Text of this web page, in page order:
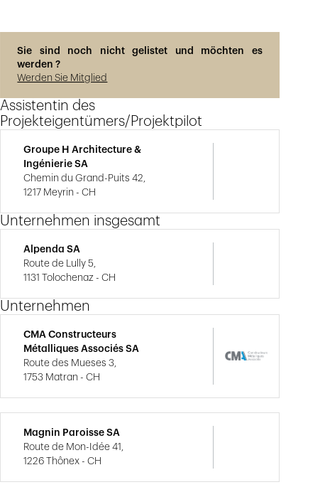
Sie sind noch nicht gelistet und möchten es
werden ?
Werden Sie Mitglied
Assistentin des
Projekteigentümers/Projektpilot
Groupe H Architecture &
Ingénierie SA
Chemin du Grand-Puits 42,
1217 Meyrin - CH
Unternehmen insgesamt
Alpenda SA
Route de Lully 5,
1131 Tolochenaz - CH
Unternehmen
CMA Constructeurs
Métalliques Associés SA
Route des Mueses 3,
1753 Matran - CH
Magnin Paroisse SA
Route de Mon-Idée 41,
1226 Thônex - CH